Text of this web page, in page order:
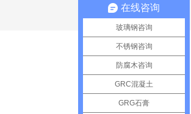
在线咨询
玻璃钢咨询
不锈钢咨询
防腐木咨询
GRC混凝土
GRG石膏